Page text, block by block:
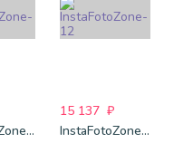
InstaFotoZone-9
15 137 ₽
InstaFotoZone-12